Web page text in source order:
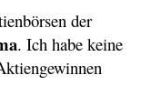
der
. Ich habe keine